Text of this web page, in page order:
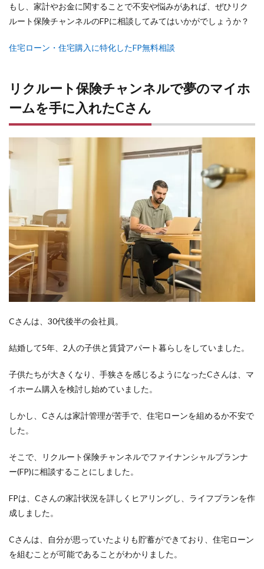
もし、家計やお金に関することで不安や悩みがあれば、ぜひリク
ルート保険チャンネルのFPに相談してみてはいかがでしょうか？
住宅ローン・住宅購入に特化したFP無料相談
リクルート保険チャンネルで夢のマイホ
ームを手に入れたCさん
Cさんは、30代後半の会社員。
結婚して5年、2人の子供と賃貸アパート暮らしをしていました。
子供たちが大きくなり、手狭さを感じるようになったCさんは、マ
イホーム購入を検討し始めていました。
しかし、Cさんは家計管理が苦手で、住宅ローンを組めるか不安で
した。
そこで、リクルート保険チャンネルでファイナンシャルプランナ
ー(FP)に相談することにしました。
FPは、Cさんの家計状況を詳しくヒアリングし、ライフプランを作
成しました。
Cさんは、自分が思っていたよりも貯蓄ができており、住宅ローン
を組むことが可能であることがわかりました。